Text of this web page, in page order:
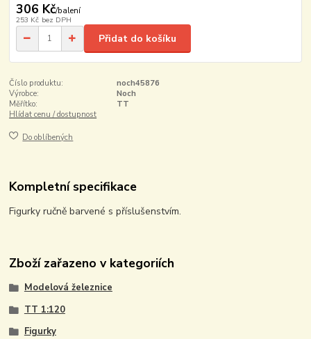
306 Kč/balení
253 Kč bez DPH
Přidat do košíku
Číslo produktu:
noch45876
Výrobce:
Noch
Měřítko:
TT
Hlídat cenu / dostupnost
Do oblíbených
Kompletní specifikace
Figurky ručně barvené s příslušenstvím.
Zboží zařazeno v kategoriích
Modelová železnice
TT 1:120
Figurky